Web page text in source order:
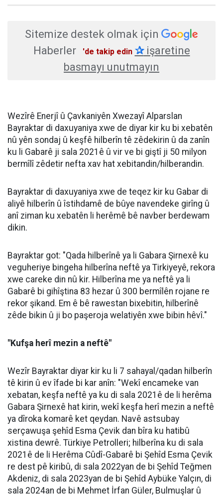
Sitemize destek olmak için
Haberler
'de takip edin ✰işaretine
basmayı unutmayın
Wezîrê Enerjî û Çavkaniyên Xwezayî Alparslan
Bayraktar di daxuyaniya xwe de diyar kir ku bi xebatên
nû yên sondaj û keşfê hilberîn tê zêdekirin û da zanîn
ku li Gabarê ji sala 2021ê û vir ve bi giştî ji 50 milyon
bermîlî zêdetir nefta xav hat xebitandin/hilberandin.
Bayraktar di daxuyaniya xwe de teqez kir ku Gabar di
aliyê hilberîn û îstihdamê de bûye navendeke girîng û
anî ziman ku xebatên li herêmê bê navber berdewam
dikin.
Bayraktar got: "Qada hilberînê ya li Gabara Şirnexê ku
veguheriye bingeha hilberîna neftê ya Tirkiyeyê, rekora
xwe careke din nû kir. Hilberîna me ya neftê ya li
Gabarê bi gihîştina 83 hezar û 300 bermîlên rojane re
rekor şikand. Em ê bê rawestan bixebitin, hilberînê
zêde bikin û ji bo paşeroja welatiyên xwe bibin hêvî."
"Kufşa herî mezin a neftê"
Wezîr Bayraktar diyar kir ku li 7 sahayal/qadan hilberîn
tê kirin û ev îfade bi kar anîn: "Wekî encameke van
xebatan, keşfa neftê ya ku di sala 2021ê de li herêma
Gabara Şirnexê hat kirin, wekî keşfa herî mezin a neftê
ya dîroka komarê ket qeydan. Navê astsubay
serçawuşa şehîd Esma Çevik dan bîra ku hatibû
xistina dewrê. Türkiye Petrolleri; hilberîna ku di sala
2021ê de li Herêma Cûdî-Gabarê bi Şehîd Esma Çevik
re dest pê kiribû, di sala 2022yan de bi Şehîd Teğmen
Akdeniz, di sala 2023yan de bi Şehîd Aybüke Yalçın, di
sala 2024an de bi Mehmet İrfan Güler, Bulmuşlar û